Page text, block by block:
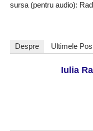
sursa (pentru audio):
Despre Ultimele
Iulia